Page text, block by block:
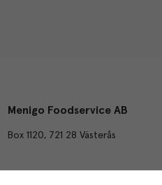
Menigo Foodservice AB
Box 1120, 721 28 Västerås